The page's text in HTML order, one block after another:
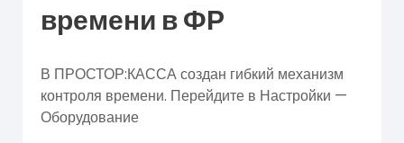
времени в ФР
В ПРОСТОР:КАССА создан гибкий механизм
контроля времени. Перейдите в Настройки —
Оборудование